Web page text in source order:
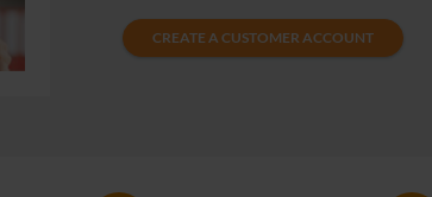
CREATE A CUSTOMER ACCOUNT